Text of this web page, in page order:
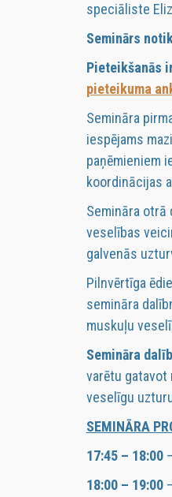
speciāliste
Seminārs
Pieteikšanās
pieteikuma
Semināra
iespējams
paņēmieniem
koordinācijas
Semināra otrā
veselības
galvenās
Pilnvērtīga
semināra
muskuļu
Semināra
varētu gatavot
veselīgu
SEMINĀRA
17:45 – 18:00
18:00 – 19:00